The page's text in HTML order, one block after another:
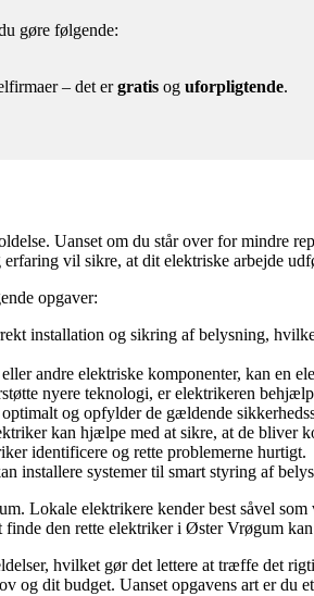
gøre følgende:
– det ergratis og uforpligtende.
Uanset om du står over for mindre
vil sikre, at dit elektriske arbejde
opgaver:
installation og sikring af belysning,
andre elektriske komponenter, kan en
nyere teknologi, er elektrikeren
og opfylder de gældende
kan hjælpe med at sikre, at de bliver
identificere og rette problemerne hurtigt.
installere systemer til smart styring af
Lokale elektrikere kender best såvel
den rette elektriker i Øster Vrøgum
hvilket gør det lettere at træffe det
dit budget. Uanset opgavens art er du